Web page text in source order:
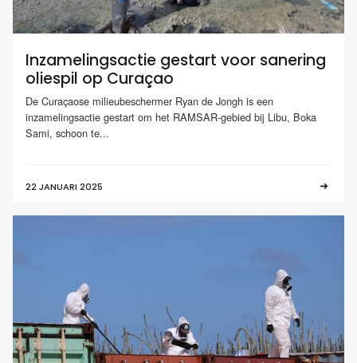
Inzamelingsactie gestart voor sanering
oliespil op Curaçao
De Curaçaose milieubeschermer Ryan de Jongh is een
inzamelingsactie gestart om het RAMSAR-gebied bij Libu, Boka
Sami, schoon te...
22 JANUARI 2025